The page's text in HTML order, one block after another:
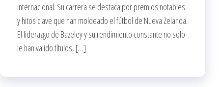
internacional. Su carrera se destaca por premios notables
y hitos clave que han moldeado el fútbol de Nueva Zelanda.
El liderazgo de Bazeley y su rendimiento constante no solo
le han valido títulos, […]